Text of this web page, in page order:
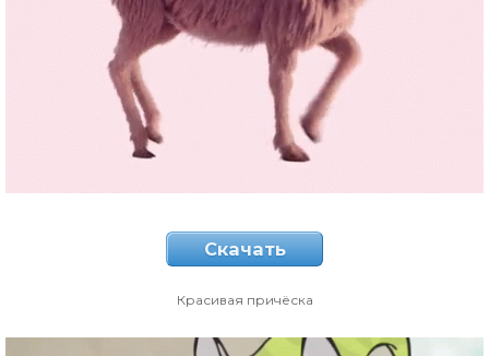
Скачать
Красивая причёска